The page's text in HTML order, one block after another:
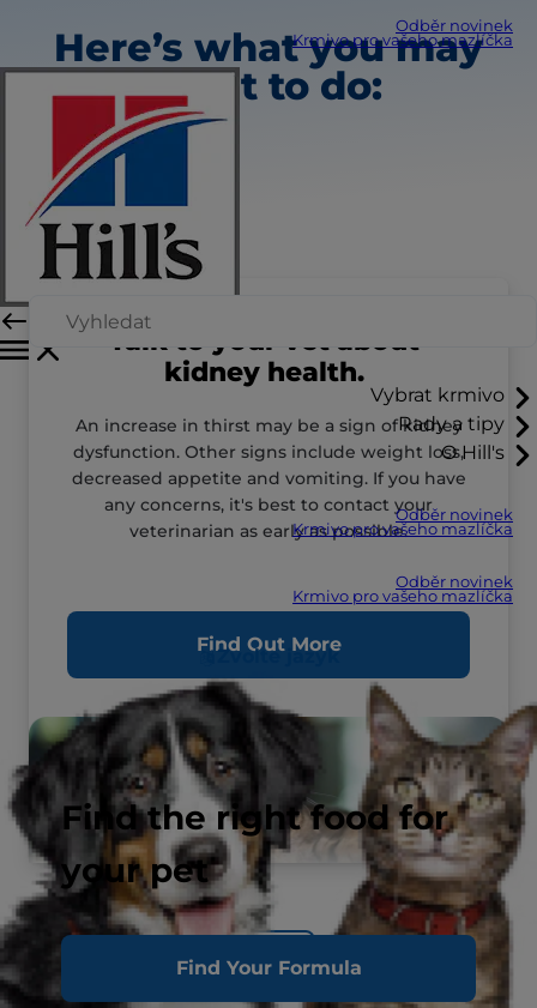
Odběr novinek
Krmivo pro vašeho mazlíčka
Vybrat krmivo
Rady a tipy
O Hill's
Odběr novinek
Krmivo pro vašeho mazlíčka
Odběr novinek
Krmivo pro vašeho mazlíčka
Zvolte jazyk
Find the right food for
your pet
Find Your Formula
Here’s what you may
want to do:
Talk to your vet about
kidney health.
An increase in thirst may be a sign of kidney
dysfunction. Other signs include weight loss,
decreased appetite and vomiting. If you have
any concerns, it's best to contact your
veterinarian as early as possible.
Find Out More
Back